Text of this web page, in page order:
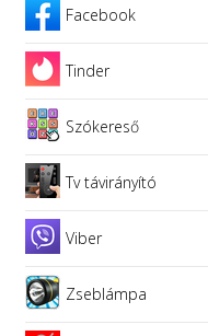
Facebook
Tinder
Szókereső
Tv távirányító
Viber
Zseblámpa